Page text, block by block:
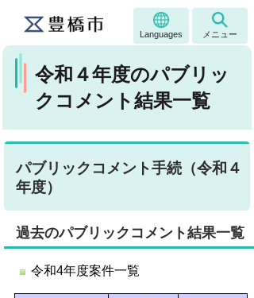
Languages メニュー
令和４年度のパブリッ
クコメント結果一覧
パブリックコメント手続（令和４
年度）
過去のパブリックコメント結果一覧
令和4年度案件一覧